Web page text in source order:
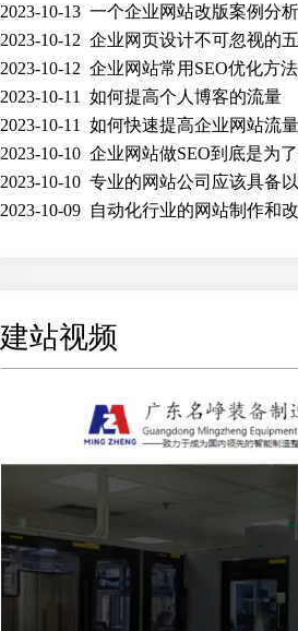
2023-10-13 一个企业网站改版案例分析
2023-10-12 企业网页设计不可忽视的
2023-10-12 企业网站常用SEO优化方法
2023-10-11 如何提高个人博客的流量
2023-10-11 如何快速提高企业网站流量
2023-10-10 企业网站做SEO到底是为
2023-10-10 专业的网站公司应该具备
2023-10-09 自动化行业的网站制作和
建站视频